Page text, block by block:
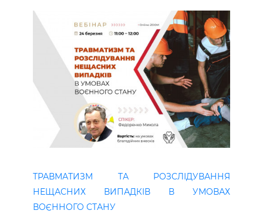
ТРАВМАТИЗМ ТА РОЗСЛІДУВАННЯ
НЕЩАСНИХ ВИПАДКІВ В УМОВАХ
ВОЄННОГО СТАНУ